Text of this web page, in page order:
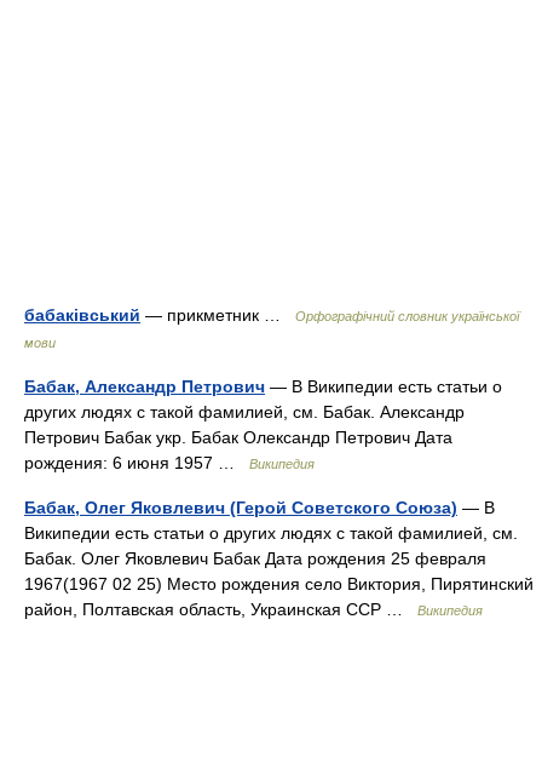
бабаківський — прикметник …
Орфографічний словник української
мови
Бабак, Александр Петрович — В Википедии есть статьи о
других людях с такой фамилией, см. Бабак. Александр
Петрович Бабак укр. Бабак Олександр Петрович Дата
рождения: 6 июня 1957 …
Википедия
Бабак, Олег Яковлевич (Герой Советского Союза) — В
Википедии есть статьи о других людях с такой фамилией, см.
Бабак. Олег Яковлевич Бабак Дата рождения 25 февраля
1967(1967 02 25) Место рождения село Виктория, Пирятинский
район, Полтавская область, Украинская ССР …
Википедия